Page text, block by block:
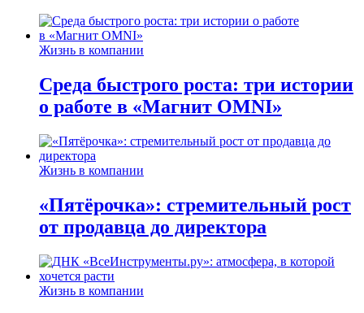
Жизнь в компании
Среда быстрого роста: три истории
о работе в «Магнит OMNI»
Жизнь в компании
«Пятёрочка»: стремительный рост
от продавца до директора
Жизнь в компании